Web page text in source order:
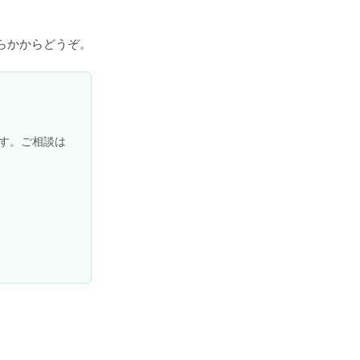
からどうぞ。
。ご相談は